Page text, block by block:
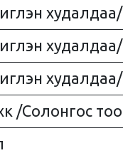
худалдаа/
худалдаа/
худалдаа/
/Солонгос